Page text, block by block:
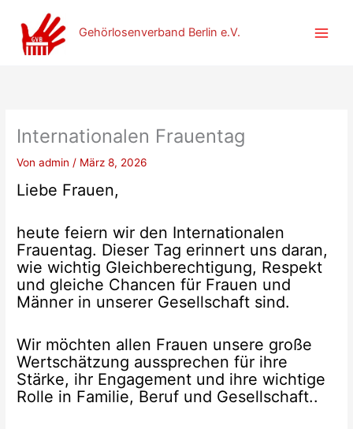
Inhalt
springen
Gehörlosenverband Berlin e.V.
Internationalen Frauentag
Vonadmin/ März 8, 2026
Liebe Frauen,
heute feiern wir den Internationalen
Frauentag. Dieser Tag erinnert uns daran,
wie wichtig Gleichberechtigung, Respekt
und gleiche Chancen für Frauen und
Männer in unserer Gesellschaft sind.
Wir möchten allen Frauen unsere große
Wertschätzung aussprechen für ihre
Stärke, ihr Engagement und ihre wichtige
Rolle in Familie, Beruf und Gesellschaft..